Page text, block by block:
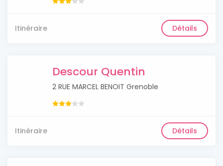
Itinéraire Détails
Descour Quentin
2 RUE MARCEL BENOIT Grenoble
Itinéraire Détails